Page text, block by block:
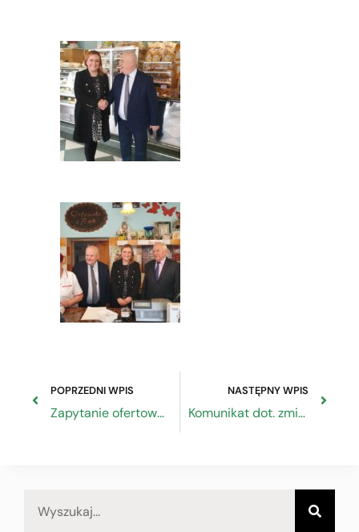
POPRZEDNI WPIS
Zapytanie ofertowe na organizację spotkania wartościującego w Warszawie
NASTĘPNY WPIS
Komunikat dot. zmiany daty Targów Amberif 2020